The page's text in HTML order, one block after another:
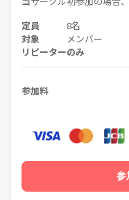
営にあたる費用・キャンセ
す。
＜旅好き歓迎＞
旅をしてきた人はもちろ
をしながら企画を楽しみませ
定員 8名
対象 メンバー
リピーターのみ
参加料
参